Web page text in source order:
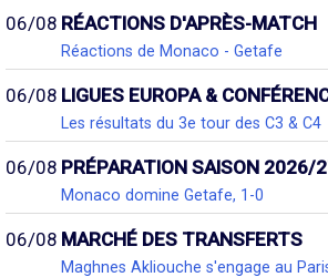
06/08 RÉACTIONS D'APRÈS-MATCH
Réactions de Monaco - Getafe
06/08 LIGUES EUROPA &
Les résultats du 3e tour des C3 & C4
06/08 PRÉPARATION SAISON 2026/
Monaco domine Getafe, 1-0
06/08 MARCHÉ DES TRANSFERTS
Maghnes Akliouche s'engage au